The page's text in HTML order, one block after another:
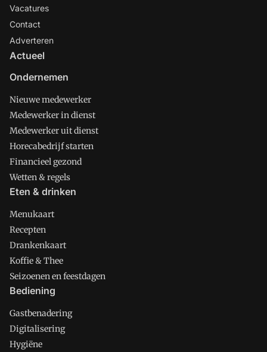
Vacatures
Contact
Adverteren
Actueel
Ondernemen
Nieuwe medewerker
Medewerker in dienst
Medewerker uit dienst
Horecabedrijf starten
Financieel gezond
Wetten & regels
Eten & drinken
Menukaart
Recepten
Drankenkaart
Koffie & Thee
Seizoenen en feestdagen
Bediening
Gastbenadering
Digitalisering
Hygiëne